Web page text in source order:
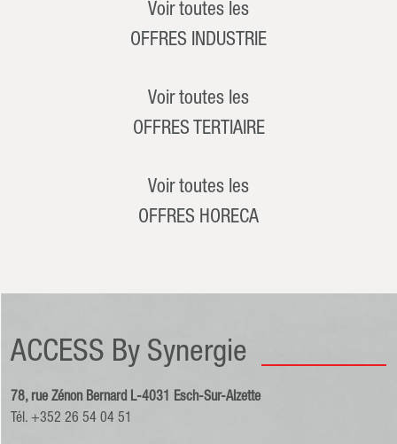
Voir toutes les
OFFRES INDUSTRIE
Voir toutes les
OFFRES TERTIAIRE
Voir toutes les
OFFRES HORECA
ACCESS By Synergie
78, rue Zénon Bernard L-4031 Esch-Sur-Alzette
Tél. +352 26 54 04 51